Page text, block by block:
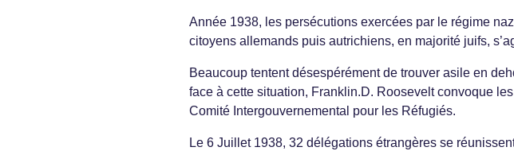
Année 1938, les persécutions exercées par le régime
citoyens allemands puis autrichiens, en majorité juifs,
Beaucoup tentent désespérément de trouver asile en
face à cette situation, Franklin.D. Roosevelt convoque
Comité Intergouvernemental pour les Réfugiés.
Le 6 Juillet 1938, 32 délégations étrangères se